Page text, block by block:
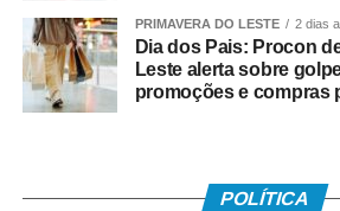
PRIMAVERA DO LESTE 2 dias
Dia dos Pais: Procon
Leste alerta sobre
promoções e compras
POLÍTICA